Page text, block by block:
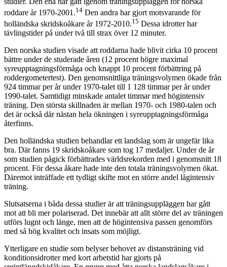
roddare år 1970-2001.14 Den andra har gjort motsvarande för
holländska skridskoåkare år 1972-2010.15 Dessa idrotter har
tävlingstider på under två till strax över 12 minuter.
Den norska studien visade att roddarna hade blivit cirka 10 procent
bättre under de studerade åren (12 procent högre maximal
syreupptagningsförmåga och knappt 10 procent förbättring på
roddergometertest). Den genomsnittliga träningsvolymen ökade från
924 timmar per år under 1970-talet till 1 128 timmar per år under
1990-talet. Samtidigt minskade antalet timmar med högintensiv
träning. Den största skillnaden är mellan 1970- och 1980-talen och
det är också där nästan hela ökningen i syreupptagningsförmåga
återfinns.
Den holländska studien behandlar ett landslag som är ungefär lika
bra. Där fanns 19 skridskoåkare som tog 17 medaljer. Under de år
som studien pågick förbättrades världsrekorden med i genomsnitt 18
procent. För dessa åkare hade inte den totala träningsvolymen ökat.
Däremot inträffade ett tydligt skifte mot en större andel lågintensiv
träning.
Slutsatserna i båda dessa studier är att träningsuppläggen har gått
mot att bli mer polariserad. Det innebär att allt större del av träningen
utförs lugnt och länge, men att de högintensiva passen genomförs
med så hög kvalitet och insats som möjligt.
Ytterligare en studie som belyser behovet av distansträning vid
konditionsidrotter med kort arbetstid har gjorts på